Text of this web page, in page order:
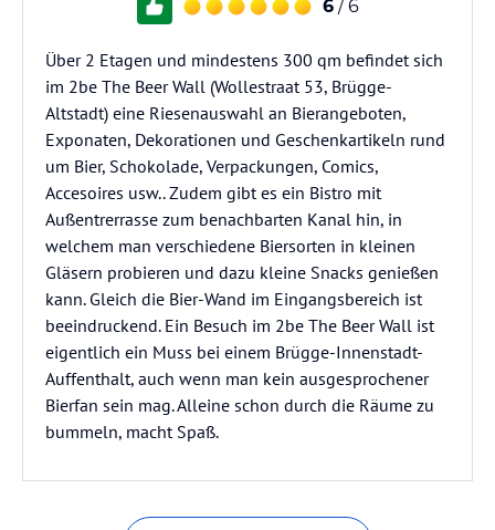
6 / 6
Über 2 Etagen und mindestens 300 qm befindet sich
im 2be The Beer Wall (Wollestraat 53, Brügge-
Altstadt) eine Riesenauswahl an Bierangeboten,
Exponaten, Dekorationen und Geschenkartikeln rund
um Bier, Schokolade, Verpackungen, Comics,
Accesoires usw.. Zudem gibt es ein Bistro mit
Außentrerrasse zum benachbarten Kanal hin, in
welchem man verschiedene Biersorten in kleinen
Gläsern probieren und dazu kleine Snacks genießen
kann. Gleich die Bier-Wand im Eingangsbereich ist
beeindruckend. Ein Besuch im 2be The Beer Wall ist
eigentlich ein Muss bei einem Brügge-Innenstadt-
Auffenthalt, auch wenn man kein ausgesprochener
Bierfan sein mag. Alleine schon durch die Räume zu
bummeln, macht Spaß.